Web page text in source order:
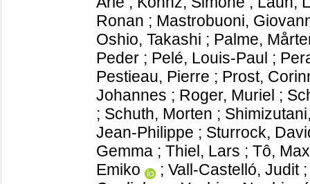
Ronan ; Mastrobuoni,
Oshio, Takashi ; Palme,
Peder ; Pelé, Louis-Paul ;
Pestieau, Pierre ; Prost,
Johannes ; Roger, Muriel ;
; Schuth, Morten ;
Jean-Philippe ; Sturrock,
Gemma ; Thiel, Lars ; Tô,
Emiko
; Vall-Castelló, Judit